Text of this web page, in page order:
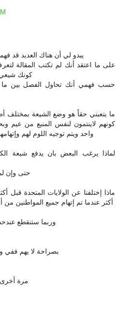
AM
يبدو لي أن هناك العديد قد
على ما اعتقد أنك لم تكتب المقالة
كونك
حسب فهمي أنك تحاول الفصل بين
ما يتعبني حقاً هو وضع الشيعة بمختلف
كونهم لاينتمون لنفس المنبع من عيم
واحد ويتم توجيه اللوم لهم
لماذا يرغب البعض بان يدفع شيعة
حتى وإن
ماذا إختلفنا عن الولايات المتحدة
أكثر عندما تم إتهام جميع المواطنين من
وربما ستنقطع
بصراحة لا يهم ففي
مرة